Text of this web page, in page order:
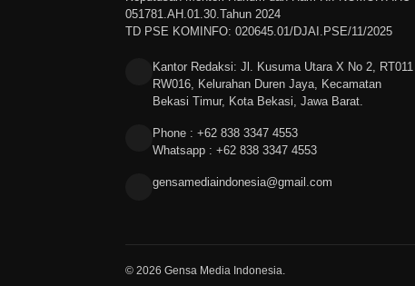
051781.AH.01.30.Tahun 2024
TD PSE KOMINFO: 020645.01/DJAI.PSE/11/2025
Kantor Redaksi: Jl. Kusuma Utara X No 2, RT011
RW016, Kelurahan Duren Jaya, Kecamatan
Bekasi Timur, Kota Bekasi, Jawa Barat.
Phone : +62 838 3347 4553
Whatsapp : +62 838 3347 4553
gensamediaindonesia@gmail.com
© 2026 Gensa Media Indonesia.